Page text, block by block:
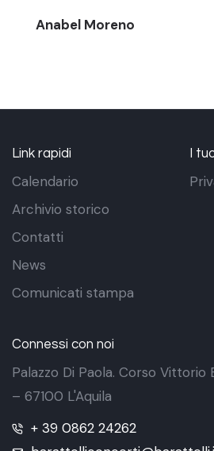
Anabel Moreno
Link rapidi
Calendario
Archivio storico
Contatti
News
Comunicati stampa
I
Connessi con noi
Palazzo Di Paola. Corso Vittorio
– 67100 L'Aquila
+ 39 0862 24262